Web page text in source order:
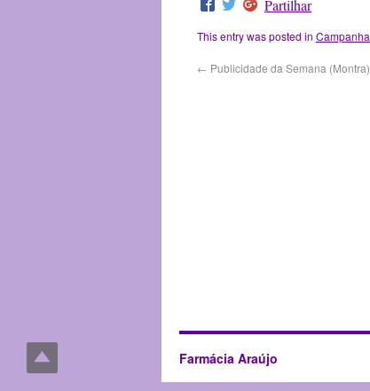
Partilhar
This entry was posted in Campanha
← Publicidade da Semana (Montra)
Farmácia Araújo